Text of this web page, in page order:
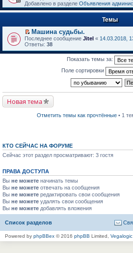
к
п
в
о
м
у
н
т
а
н
о
о
б
н
ю
е
р
е
т
и
к
п
р
п
р
о
н
о
м
о
о
щ
е
н
и
ю
Добавлено в разделе Объявления
Темы
П
е
е
р
в
о
р
о
ч
а
н
н
о
м
у
с
о
б
щ
е
Машина судьбы.
Последнее сообщение Jitel « 14.03.2018,
Ответы: 38
Показать темы за:
Поле сортировки
Новая тема
Отметить темы как прочтённые • 1
КТО СЕЙЧАС НА ФОРУМЕ
Сейчас этот раздел просматривают: 3 гостя
ПРАВА ДОСТУПА
Вы не можете начинать темы
Вы не можете отвечать на сообщения
Вы не можете редактировать свои сообщения
Вы не можете удалять свои сообщения
Вы не можете добавлять вложения
Список разделов
Powered by phpBBex © 2016 phpBB Limited, Vegalogic